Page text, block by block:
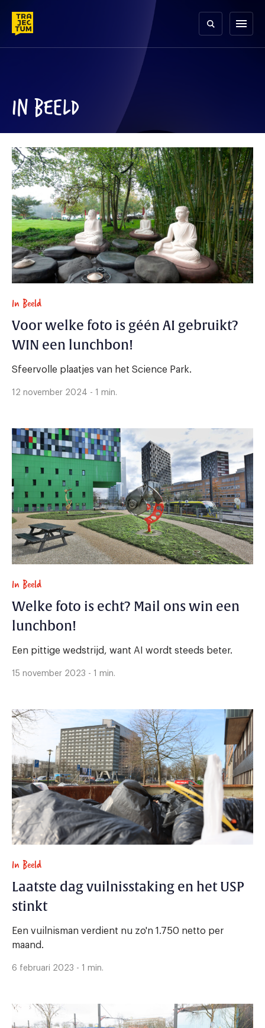
content
menu
IN BEELD
In Beeld
Voor welke foto is géén AI gebruikt?
WIN een lunchbon!
Sfeervolle plaatjes van het Science Park.
12 november 2024 - 1 min.
In Beeld
Welke foto is echt? Mail ons win een
lunchbon!
Een pittige wedstrijd, want AI wordt steeds beter.
15 november 2023 - 1 min.
In Beeld
Laatste dag vuilnisstaking en het USP
stinkt
Een vuilnisman verdient nu zo'n 1.750 netto per
maand.
6 februari 2023 - 1 min.